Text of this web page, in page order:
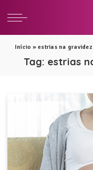
Início » estrias na
Tag: estrias